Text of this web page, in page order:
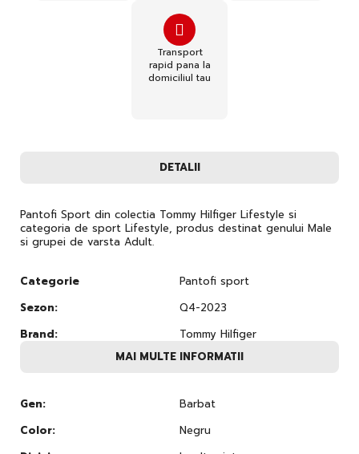
Transport
rapid pana la
domiciliul tau
DETALII
Pantofi Sport din colectia Tommy Hilfiger Lifestyle si
categoria de sport Lifestyle, produs destinat genului Male
si grupei de varsta Adult.
Categorie
Pantofi sport
Sezon:
Q4-2023
Brand:
Tommy Hilfiger
MAI MULTE INFORMATII
Gen:
Barbat
Color:
Negru